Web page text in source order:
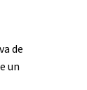
de
un